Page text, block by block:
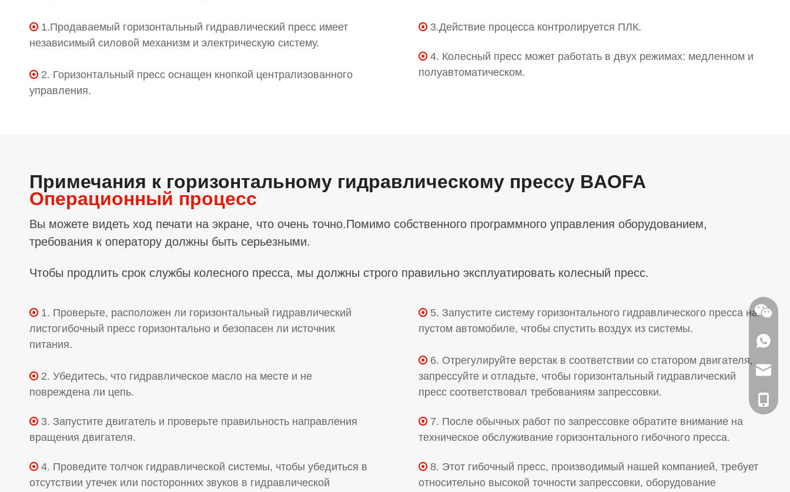
 1.Продаваемый горизонтальный гидравлический пресс имеет
независимый силовой механизм и электрическую систему.
2. Горизонтальный пресс оснащен кнопкой централизованного
управления.
 3.Действие процесса контролируется ПЛК.
 4. Колесный пресс может работать в двух режимах: медленном и
полуавтоматическом.
Примечания к горизонтальному гидравлическому прессу BAOFA
Операционный процесс
Вы можете видеть ход печати на экране, что очень точно.Помимо собственного программного управления оборудованием,
требования к оператору должны быть серьезными.
Чтобы продлить срок службы колесного пресса, мы должны строго правильно эксплуатировать колесный пресс.
 1. Проверьте, расположен ли горизонтальный гидравлический
листогибочный пресс горизонтально и безопасен ли источник
питания.
2. Убедитесь, что гидравлическое масло на месте и не
повреждена ли цепь.
 3. Запустите двигатель и проверьте правильность направления
вращения двигателя.
 4. Проведите толчок гидравлической системы, чтобы убедиться в
отсутствии утечек или посторонних звуков в гидравлической
 5. Запустите систему горизонтального гидравлического пресса на
пустом автомобиле, чтобы спустить воздух из системы.
 6. Отрегулируйте верстак в соответствии со статором двигателя,
запрессуйте и отладьте, чтобы горизонтальный гидравлический
пресс соответствовал требованиям запрессовки.
 7. После обычных работ по запрессовке обратите внимание на
техническое обслуживание горизонтального гибочного пресса.
 8. Этот гибочный пресс, производимый нашей компанией, требует
относительно высокой точности запрессовки, оборудование